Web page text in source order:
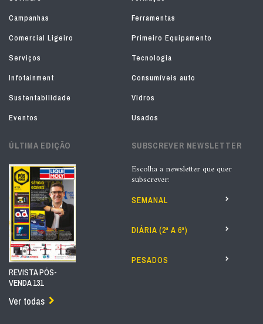
Campanhas
Ferramentas
Comercial Ligeiro
Primeiro Equipamento
Serviços
Tecnologia
Infotainment
Consumíveis auto
Sustentabilidade
Vidros
Eventos
Usados
ÚLTIMA EDIÇÃO
REVISTA PÓS-
VENDA 131
Ver todas
SUBSCREVER NEWSLETTER
Escolha a newsletter que quer
subscrever:
SEMANAL
DIÁRIA (2ª A 6ª)
PESADOS